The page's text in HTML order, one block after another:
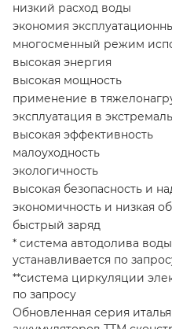
низкий расход воды
экономия
многосменный режим
высокая энергия
высокая мощность
применение в
эксплуатация в
высокая эффективность
малоуходность
экологичность
высокая безопасность и
экономичность и низкая
быстрый заряд
* система автодолива
устанавливается по
**система циркуляции
по запросу
Обновленная серия